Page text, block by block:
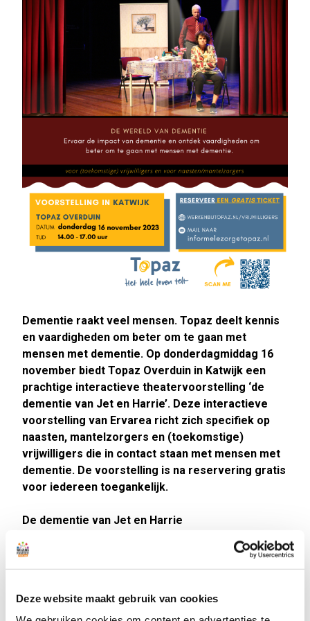
Deze website maakt gebruik van cookies
Dementie raakt veel mensen. Topaz deelt kennis
en vaardigheden om beter om te gaan met
mensen met dementie. Op donderdagmiddag 16
november biedt Topaz Overduin in Katwijk een
prachtige interactieve theatervoorstelling ‘de
dementie van Jet en Harrie’. Deze interactieve
voorstelling van Ervarea richt zich specifiek op
naasten, mantelzorgers en (toekomstige)
vrijwilligers die in contact staan met mensen met
dementie. De voorstelling is na reservering gratis
voor iedereen toegankelijk.
De dementie van Jet en Harrie
Als dementie je leven binnenwandelt, lijken er twee
werelden te ontstaan: die van Jet (degene die aan
dementie lijdt) en die van Harrie (alle mensen die met
vordert, hoe mee die twee werelden van elkaar